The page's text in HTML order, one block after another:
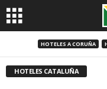
HOTELES A CORUÑA
HOTELES CATALUÑA